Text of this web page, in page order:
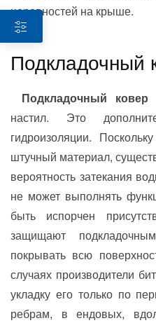
неровностей на крыше.
Подкладочный
Подкладочный ковер
настил. Это
гидроизоляции.
штучный материал,
вероятность затекания
не может выполнять
быть испорчен
защищают
покрывать всю
случаях производители
укладку его только по
ребрам, в ендовых,